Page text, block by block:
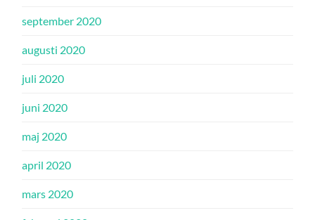
september 2020
augusti 2020
juli 2020
juni 2020
maj 2020
april 2020
mars 2020